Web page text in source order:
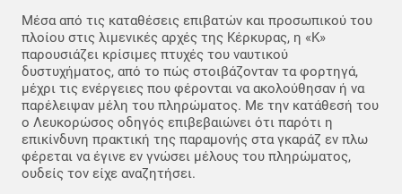
Μέσα από τις καταθέσεις επιβατών και προσωπικού του
πλοίου στις λιμενικές αρχές της Κέρκυρας, η «Κ»
παρουσιάζει κρίσιμες πτυχές του ναυτικού
δυστυχήματος, από το πώς στοιβάζονταν τα φορτηγά,
μέχρι τις ενέργειες που φέρονται να ακολούθησαν ή να
παρέλειψαν μέλη του πληρώματος. Με την κατάθεσή του
ο Λευκορώσος οδηγός επιβεβαιώνει ότι παρότι η
επικίνδυνη πρακτική της παραμονής στα γκαράζ εν πλω
φέρεται να έγινε εν γνώσει μέλους του πληρώματος,
ουδείς τον είχε αναζητήσει.